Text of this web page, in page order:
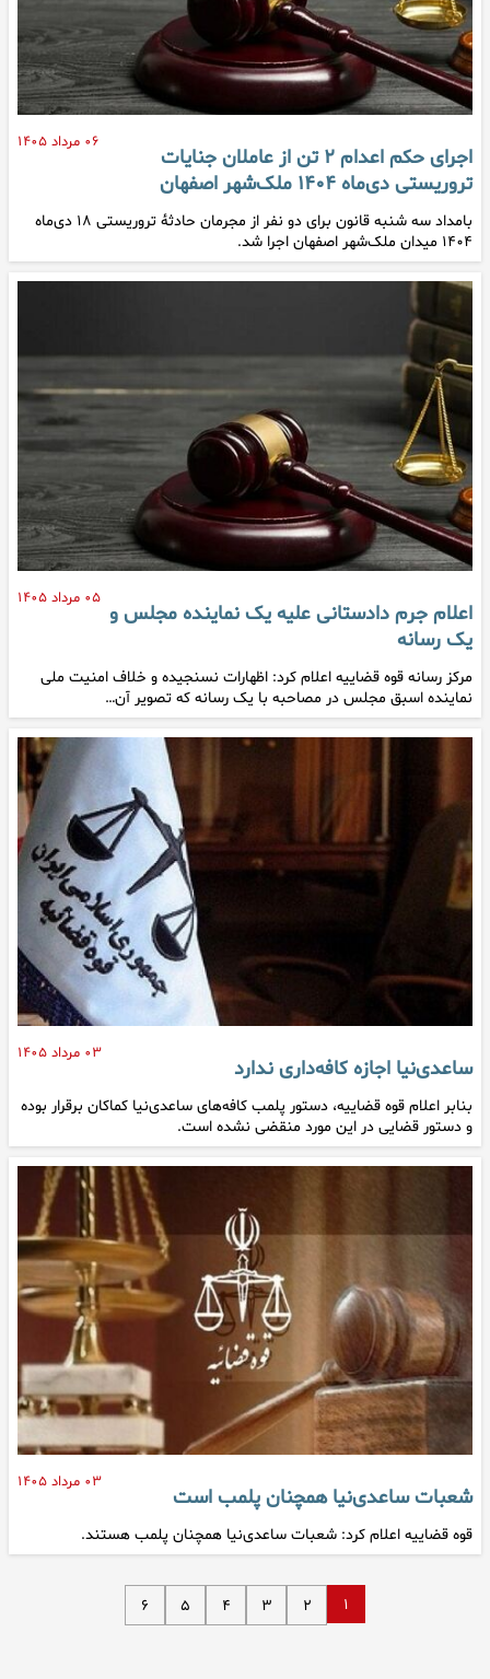
۰۶ مرداد ۱۴۰۵
اجرای حکم اعدام ۲ تن از عاملان جنایات
تروریستی دی‌ماه ۱۴۰۴ ملک‌شهر اصفهان
بامداد سه شنبه قانون برای دو نفر از مجرمان حادثۀ تروریستی ۱۸ دی‌ماه
۱۴۰۴ میدان ملک‌شهر اصفهان اجرا شد.
۰۵ مرداد ۱۴۰۵
اعلام جرم دادستانی علیه یک نماینده مجلس و
یک رسانه
مرکز رسانه قوه قضاییه اعلام کرد: اظهارات نسنجیده و خلاف امنیت ملی
نماینده اسبق مجلس در مصاحبه با یک رسانه که تصویر آن…
۰۳ مرداد ۱۴۰۵
ساعدی‌نیا اجازه کافه‌داری ندارد
بنابر اعلام قوه قضاییه، دستور پلمب کافه‌های ساعدی‌نیا کماکان برقرار بوده
و دستور قضایی در این مورد منقضی نشده است.
۰۳ مرداد ۱۴۰۵
شعبات ساعدی‌نیا همچنان پلمب است
قوه قضاییه اعلام کرد: شعبات ساعدی‌نیا همچنان پلمب هستند.
۱ ۲ ۳ ۴ ۵ ۶